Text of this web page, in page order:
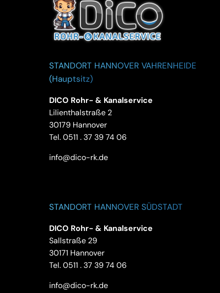
STANDORT HANNOVER VAHRENHEIDE
(Hauptsitz)
DICO Rohr- & Kanalservice
Lilienthalstraße 2
30179 Hannover
Tel.0511 . 37 39 74 06
info@dico-rk.de
STANDORT HANNOVER SÜDSTADT
DICO Rohr- & Kanalservice
Sallstraße 29
30171 Hannover
Tel.0511 . 37 39 74 06
info@dico-rk.de